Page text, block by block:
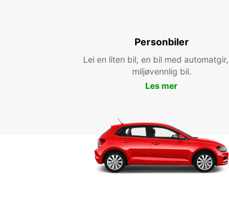
Personbiler
Lei en liten bil, en bil med
miljøvennlig bil.
Les mer